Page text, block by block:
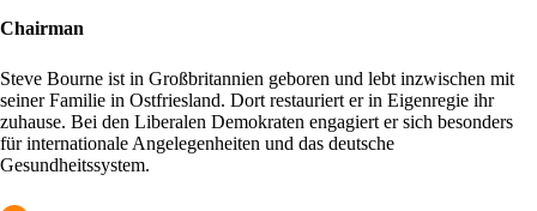
Chairman
Steve Bourne ist in Großbritannien geboren und lebt inzwischen mit
seiner Familie in Ostfriesland. Dort restauriert er in Eigenregie ihr
zuhause. Bei den Liberalen Demokraten engagiert er sich besonders
für internationale Angelegenheiten und das deutsche
Gesundheitssystem.